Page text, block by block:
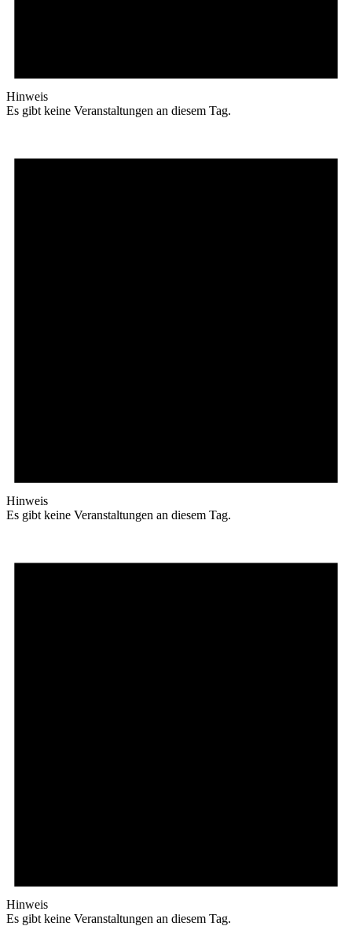
Hinweis
Es gibt keine Veranstaltungen an diesem Tag.
Hinweis
Es gibt keine Veranstaltungen an diesem Tag.
Hinweis
Es gibt keine Veranstaltungen an diesem Tag.